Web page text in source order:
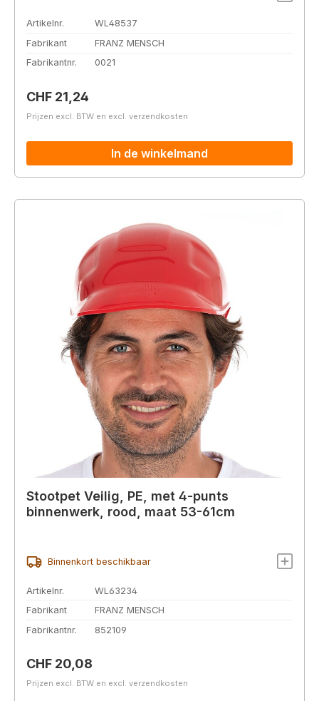
Artikelnr.
WL48537
Fabrikant
FRANZ MENSCH
Fabrikantnr.
0021
Normale prijs:
CHF 21,24
Prijzen excl. BTW en excl. verzendkosten
In de winkelmand
Stootpet Veilig, PE, met 4-punts
binnenwerk, rood, maat 53-61cm
Binnenkort beschikbaar
Artikelnr.
WL63234
Fabrikant
FRANZ MENSCH
Fabrikantnr.
852109
Normale prijs:
CHF 20,08
Prijzen excl. BTW en excl. verzendkosten